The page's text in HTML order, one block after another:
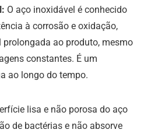
O aço inoxidável é conhecido
à corrosão e oxidação,
ao produto, mesmo
constantes. É um
ao longo do tempo.
lisa e não porosa do aço
de bactérias e não absorve